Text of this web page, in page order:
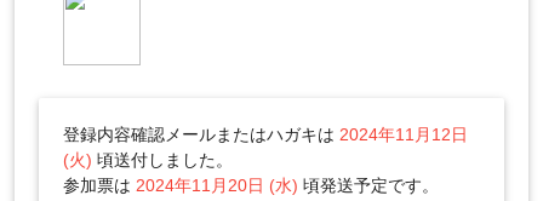
登録内容確認メールまたはハガキは 2024年11月12日
(火) 頃送付しました。
参加票は 2024年11月20日 (水) 頃発送予定です。